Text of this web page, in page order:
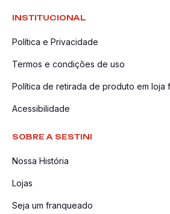
INSTITUCIONAL
Política e Privacidade
Termos e condições de uso
Política de retirada de produto em loja
Acessibilidade
SOBRE A SESTINI
Nossa História
Lojas
Seja um franqueado